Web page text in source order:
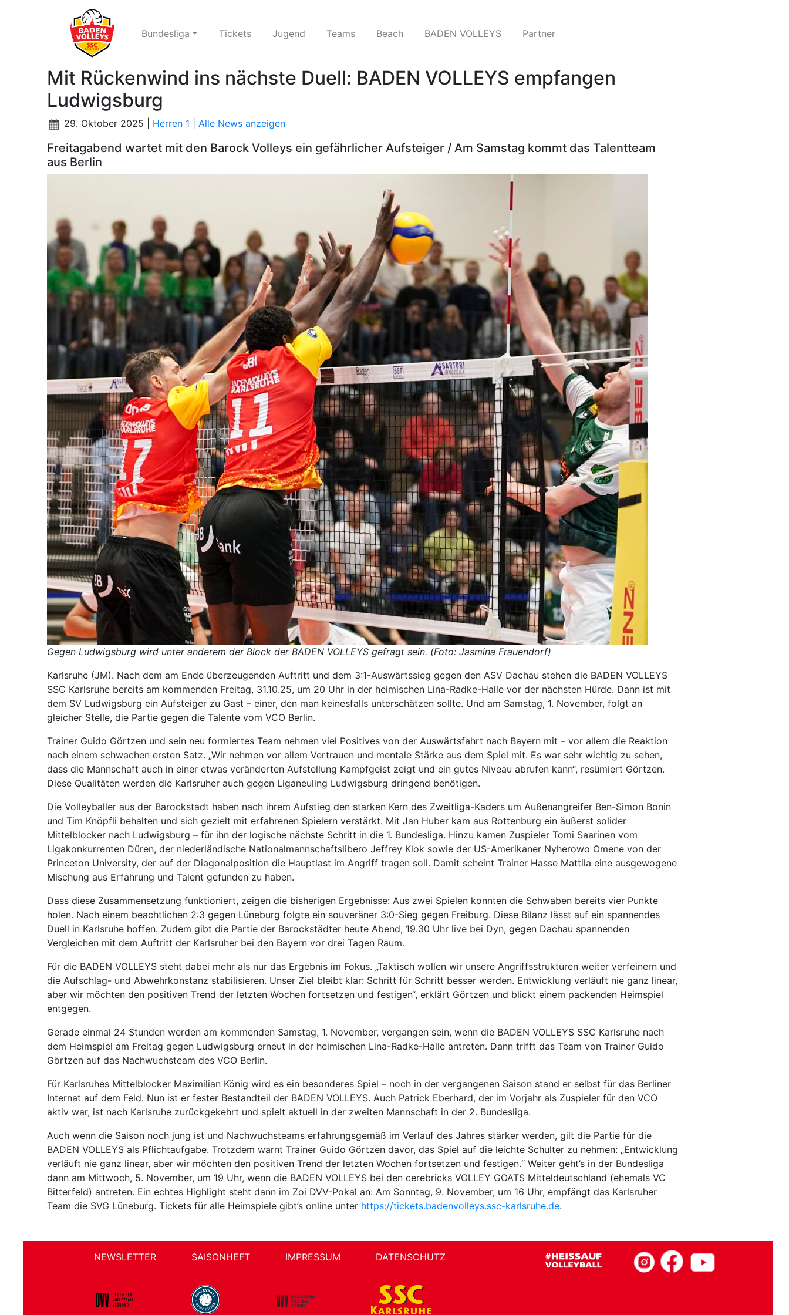
Bundesliga Tickets Jugend Teams​ Beach BADEN VOLLEYS Partner
Mit Rückenwind ins nächste Duell: BADEN VOLLEYS empfangen
Ludwigsburg
29. Oktober 2025 | Herren 1 Alle News anzeigen
Freitagabend wartet mit den Barock Volleys ein gefährlicher Aufsteiger / Am Samstag kommt das Talentteam
aus Berlin
Gegen Ludwigsburg wird unter anderem der Block der BADEN VOLLEYS gefragt sein. (Foto: Jasmina Frauendorf)
Karlsruhe (JM). Nach dem am Ende überzeugenden Auftritt und dem 3:1-Auswärtssieg gegen den ASV Dachau stehen die BADEN VOLLEYS
SSC Karlsruhe bereits am kommenden Freitag, 31.10.25, um 20 Uhr in der heimischen Lina-Radke-Halle vor der nächsten Hürde. Dann ist mit
dem SV Ludwigsburg ein Aufsteiger zu Gast – einer, den man keinesfalls unterschätzen sollte. Und am Samstag, 1. November, folgt an
gleicher Stelle, die Partie gegen die Talente vom VCO Berlin.
Trainer Guido Görtzen und sein neu formiertes Team nehmen viel Positives von der Auswärtsfahrt nach Bayern mit – vor allem die Reaktion
nach einem schwachen ersten Satz. „Wir nehmen vor allem Vertrauen und mentale Stärke aus dem Spiel mit. Es war sehr wichtig zu sehen,
dass die Mannschaft auch in einer etwas veränderten Aufstellung Kampfgeist zeigt und ein gutes Niveau abrufen kann“, resümiert Görtzen.
Diese Qualitäten werden die Karlsruher auch gegen Liganeuling Ludwigsburg dringend benötigen.
Die Volleyballer aus der Barockstadt haben nach ihrem Aufstieg den starken Kern des Zweitliga-Kaders um Außenangreifer Ben-Simon Bonin
und Tim Knöpfli behalten und sich gezielt mit erfahrenen Spielern verstärkt. Mit Jan Huber kam aus Rottenburg ein äußerst solider
Mittelblocker nach Ludwigsburg – für ihn der logische nächste Schritt in die 1. Bundesliga. Hinzu kamen Zuspieler Tomi Saarinen vom
Ligakonkurrenten Düren, der niederländische Nationalmannschaftslibero Jeffrey Klok sowie der US-Amerikaner Nyherowo Omene von der
Princeton University, der auf der Diagonalposition die Hauptlast im Angriff tragen soll. Damit scheint Trainer Hasse Mattila eine ausgewogene
Mischung aus Erfahrung und Talent gefunden zu haben.
Dass diese Zusammensetzung funktioniert, zeigen die bisherigen Ergebnisse: Aus zwei Spielen konnten die Schwaben bereits vier Punkte
holen. Nach einem beachtlichen 2:3 gegen Lüneburg folgte ein souveräner 3:0-Sieg gegen Freiburg. Diese Bilanz lässt auf ein spannendes
Duell in Karlsruhe hoffen. Zudem gibt die Partie der Barockstädter heute Abend, 19.30 Uhr live bei Dyn, gegen Dachau spannenden
Vergleichen mit dem Auftritt der Karlsruher bei den Bayern vor drei Tagen Raum.
Für die BADEN VOLLEYS steht dabei mehr als nur das Ergebnis im Fokus. „Taktisch wollen wir unsere Angriffsstrukturen weiter verfeinern und
die Aufschlag- und Abwehrkonstanz stabilisieren. Unser Ziel bleibt klar: Schritt für Schritt besser werden. Entwicklung verläuft nie ganz linear,
aber wir möchten den positiven Trend der letzten Wochen fortsetzen und festigen“, erklärt Görtzen und blickt einem packenden Heimspiel
entgegen.
Gerade einmal 24 Stunden werden am kommenden Samstag, 1. November, vergangen sein, wenn die BADEN VOLLEYS SSC Karlsruhe nach
dem Heimspiel am Freitag gegen Ludwigsburg erneut in der heimischen Lina-Radke-Halle antreten. Dann trifft das Team von Trainer Guido
Görtzen auf das Nachwuchsteam des VCO Berlin.
Für Karlsruhes Mittelblocker Maximilian König wird es ein besonderes Spiel – noch in der vergangenen Saison stand er selbst für das Berliner
Internat auf dem Feld. Nun ist er fester Bestandteil der BADEN VOLLEYS. Auch Patrick Eberhard, der im Vorjahr als Zuspieler für den VCO
aktiv war, ist nach Karlsruhe zurückgekehrt und spielt aktuell in der zweiten Mannschaft in der 2. Bundesliga.
Auch wenn die Saison noch jung ist und Nachwuchsteams erfahrungsgemäß im Verlauf des Jahres stärker werden, gilt die Partie für die
BADEN VOLLEYS als Pflichtaufgabe. Trotzdem warnt Trainer Guido Görtzen davor, das Spiel auf die leichte Schulter zu nehmen: „Entwicklung
verläuft nie ganz linear, aber wir möchten den positiven Trend der letzten Wochen fortsetzen und festigen.“ Weiter geht’s in der Bundesliga
dann am Mittwoch, 5. November, um 19 Uhr, wenn die BADEN VOLLEYS bei den cerebricks VOLLEY GOATS Mitteldeutschland (ehemals VC
Bitterfeld) antreten. Ein echtes Highlight steht dann im Zoi DVV-Pokal an: Am Sonntag, 9. November, um 16 Uhr, empfängt das Karlsruher
Team die SVG Lüneburg. Tickets für alle Heimspiele gibt’s online unter https://tickets.badenvolleys.ssc-karlsruhe.de.
NEWSLETTER SAISONHEFT IMPRESSUM DATENSCHUTZ